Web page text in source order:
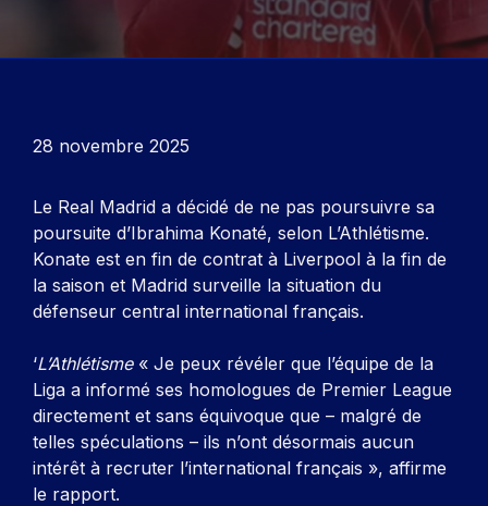
28 novembre 2025
Le Real Madrid a décidé de ne pas poursuivre sa
poursuite d’Ibrahima Konaté, selon L’Athlétisme.
Konate est en fin de contrat à Liverpool à la fin de
la saison et Madrid surveille la situation du
défenseur central international français.
‘L’Athlétisme « Je peux révéler que l’équipe de la
Liga a informé ses homologues de Premier League
directement et sans équivoque que – malgré de
telles spéculations – ils n’ont désormais aucun
intérêt à recruter l’international français », affirme
le rapport.